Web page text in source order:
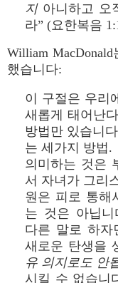
지아니하고 오
라” (요한복음
William
했습니다:
이 구절은 우리
새롭게 태어난
방법만 있습니
는 세가지 방법.
의미하는 것은
서 자녀가 그리
원은 피로 통해
는 것은 아닙니
다른 말로 하자
새로운 탄생을
유 의지로도 안
시킬 수 없습니